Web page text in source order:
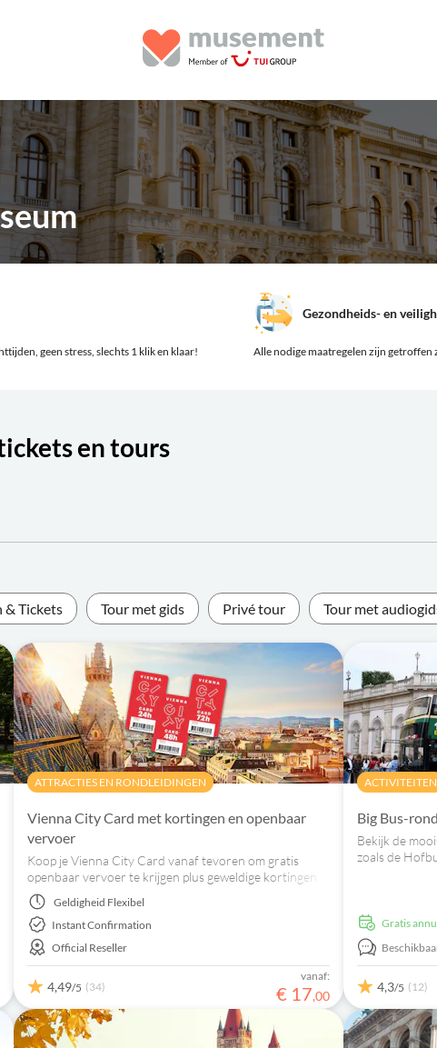
geen stress, slechts 1 klik en klaar!
Gezondheids- en
Alle nodige maatregelen zijn getroffen
en tours
& Tickets Tour met gids Privé tour Tour met
ATTRACTIES EN RONDLEIDINGEN
Vienna City Card met kortingen en openbaar
vervoer
Koop je Vienna City Card vanaf tevoren om gratis
openbaar vervoer te krijgen plus geweldige kortingen
bij musea, attracties, restaurants, winkels, shows en
nog veel meer.
Geldigheid Flexibel
Instant Confirmation
Official Reseller
4,49/5 (34)
vanaf:
€ 17,00
ACTIVITEITEN
Big Bus-
Bekijk de
zoals de
Gratis
4,3/5 (12)